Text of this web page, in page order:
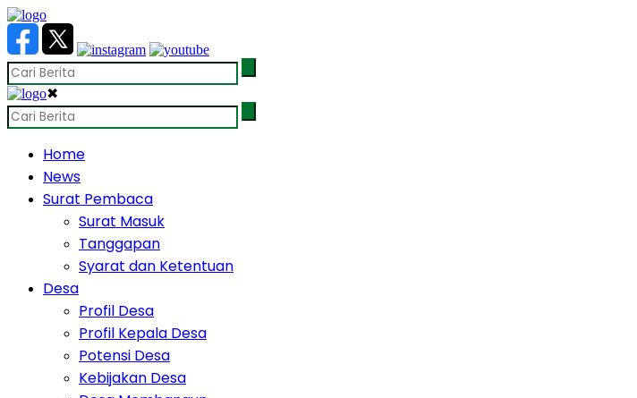
✖
Home
News
Surat Pembaca
Surat Masuk
Tanggapan
Syarat dan Ketentuan
Desa
Profil Desa
Profil Kepala Desa
Potensi Desa
Kebijakan Desa